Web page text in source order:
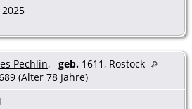
Pechlin, geb. 1611, Rostock
(Alter 78 Jahre)